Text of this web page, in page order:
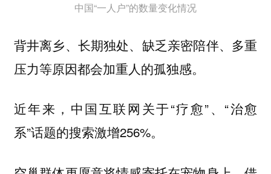
中国“一人户”的数量变化情况
背井离乡、长期独处、缺乏亲密陪伴、多重
压力等原因都会加重人的孤独感。
近年来，中国互联网关于“疗愈”、“治愈
系”话题的搜索激增256%。